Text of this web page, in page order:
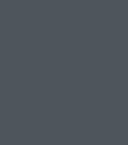
und nur einmal pro Kunde einlösbar.